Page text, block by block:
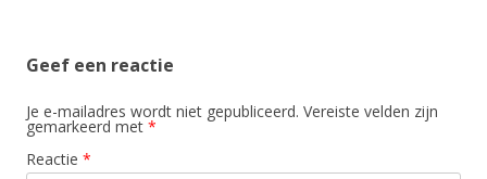
Geef een reactie
Je e-mailadres wordt niet gepubliceerd. Vereiste velden zijn
gemarkeerd met *
Reactie *